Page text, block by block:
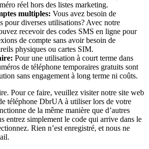
réel hors des listes marketing.
multiples: Vous avez besoin de
pour diverses utilisations? Avec notre
recevoir des codes SMS en ligne pour
de compte sans avoir besoin de
physiques ou cartes SIM.
Pour une utilisation à court terme dans
de téléphone temporaires gratuits sont
sans engagement à long terme ni coûts.
Pour ce faire, veuillez visiter notre site web
téléphone DbrUA à utiliser lors de votre
de la même manière que d’autres
entrez simplement le code qui arrive dans le
Rien n’est enregistré, et nous ne